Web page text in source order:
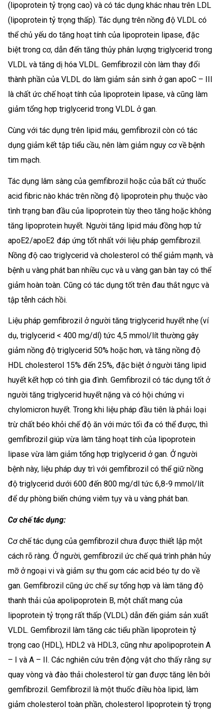
(lipoprotein tỷ trọng cao) và có tác dụng khác nhau trên LDL
(lipoprotein tỷ trọng thấp). Tác dụng trên nồng độ VLDL có
thể chủ yếu do tăng hoạt tính của lipoprotein lipase, đặc
biệt trong cơ, dẫn đến tăng thủy phân lượng triglycerid trong
VLDL và tăng dị hóa VLDL. Gemfibrozil còn làm thay đổi
thành phần của VLDL do làm giảm sản sinh ở gan apoC – III
là chất ức chế hoạt tính của lipoprotein lipase, và cũng làm
giảm tổng hợp triglycerid trong VLDL ở gan.
Cùng với tác dụng trên lipid máu, gemfibrozil còn có tác
dụng giảm kết tập tiểu cầu, nên làm giảm nguy cơ về bệnh
tim mạch.
Tác dụng lâm sàng của gemfibrozil hoặc của bất cứ thuốc
acid fibric nào khác trên nồng độ lipoprotein phụ thuộc vào
tình trạng ban đầu của lipoprotein tùy theo tăng hoặc không
tăng lipoprotein huyết. Người tăng lipid máu đồng hợp tử
apoE2/apoE2 đáp ứng tốt nhất với liệu pháp gemfibrozil.
Nồng độ cao triglycerid và cholesterol có thể giảm mạnh, và
bệnh u vàng phát ban nhiều cục và u vàng gan bàn tay có thể
giảm hoàn toàn. Cũng có tác dụng tốt trên đau thắt ngực và
tập tễnh cách hồi.
Liệu pháp gemfibrozil ở người tăng triglycerid huyết nhẹ (ví
dụ, triglycerid < 400 mg/dl) tức 4,5 mmol/lít thường gây
giảm nồng độ triglycerid 50% hoặc hơn, và tăng nồng độ
HDL cholesterol 15% đến 25%, đặc biệt ở người tăng lipid
huyết kết hợp có tính gia đình. Gemfibrozil có tác dụng tốt ở
người tăng triglycerid huyết nặng và có hội chứng vi
chylomicron huyết. Trong khi liệu pháp đầu tiên là phải loại
trừ chất béo khỏi chế độ ăn với mức tối đa có thể được, thì
gemfibrozil giúp vừa làm tăng hoạt tính của lipoprotein
lipase vừa làm giảm tổng hợp triglycerid ở gan. Ở người
bệnh này, liệu pháp duy trì với gemfibrozil có thể giữ nồng
độ triglycerid dưới 600 đến 800 mg/dl tức 6,8-9 mmol/lít
để dự phòng biến chứng viêm tụy và u vàng phát ban.
Cơ chế tác dụng:
Cơ chế tác dụng của gemfibrozil chưa được thiết lập một
cách rõ ràng. Ở người, gemfibrozil ức chế quá trình phân hủy
mỡ ở ngoại vi và giảm sự thu gom các acid béo tự do về
gan. Gemfibrozil cũng ức chế sự tổng hợp và làm tăng độ
thanh thải của apolipoprotein B, một chất mang của
lipoprotein tỷ trọng rất thấp (VLDL) dẫn đến giảm sản xuất
VLDL. Gemfibrozil làm tăng các tiểu phần lipoprotein tỷ
trọng cao (HDL), HDL2 và HDL3, cũng như apolipoprotein A
– I và A – II. Các nghiên cứu trên động vật cho thấy rằng sự
quay vòng và đào thải cholesterol từ gan được tăng lên bởi
gemfibrozil. Gemfibrozil là một thuốc điều hòa lipid, làm
giảm cholesterol toàn phần, cholesterol lipoprotein tỷ trọng